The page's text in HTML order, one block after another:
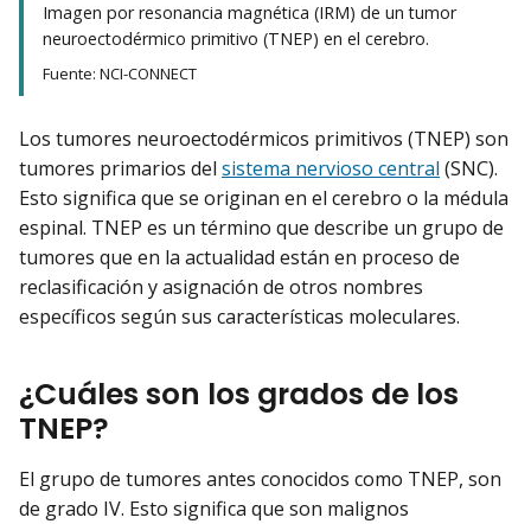
Imagen por resonancia magnética (IRM) de un tumor
neuroectodérmico primitivo (TNEP) en el cerebro.
Fuente: NCI-CONNECT
Los tumores neuroectodérmicos primitivos (TNEP) son
tumores primarios del sistema nervioso central(SNC).
Esto significa que se originan en el cerebro o la médula
espinal. TNEP es un término que describe un grupo de
tumores que en la actualidad están en proceso de
reclasificación y asignación de otros nombres
específicos según sus características moleculares.
¿Cuáles son los grados de los
TNEP?
El grupo de tumores antes conocidos como TNEP, son
de grado IV. Esto significa que son malignos